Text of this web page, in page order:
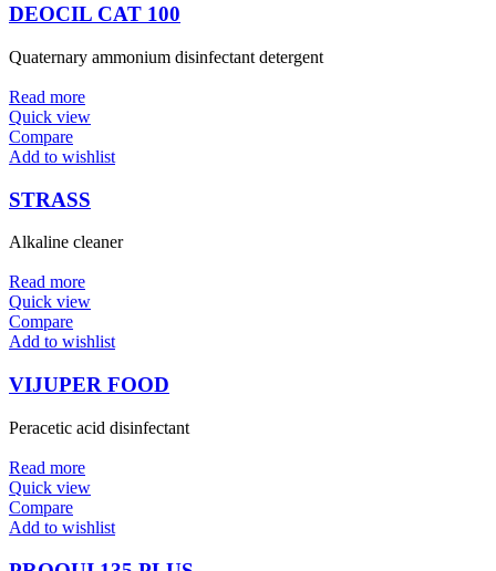
DEOCIL CAT 100
Quaternary ammonium disinfectant detergent
Read more
Quick view
Compare
Add to wishlist
STRASS
Alkaline cleaner
Read more
Quick view
Compare
Add to wishlist
VIJUPER FOOD
Peracetic acid disinfectant
Read more
Quick view
Compare
Add to wishlist